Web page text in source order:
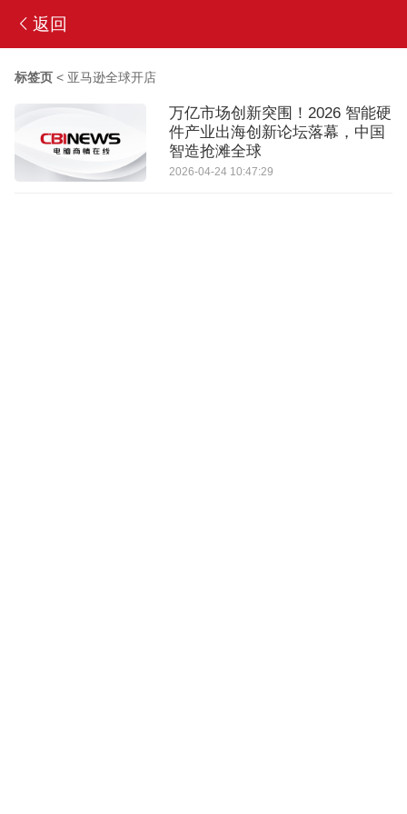
返回
标签页< 亚马逊全球开店
万亿市场创新突围！2026 智能硬
件产业出海创新论坛落幕，中国
智造抢滩全球
2026-04-24 10:47:29